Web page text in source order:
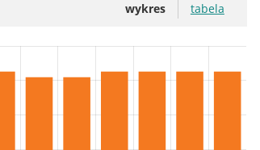
wykres tabela